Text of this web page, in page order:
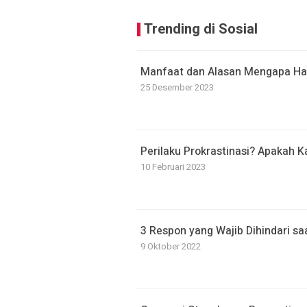
Trending di Sosial
Manfaat dan Alasan Mengapa
25 Desember 2023
Perilaku Prokrastinasi? Apakah
10 Februari 2023
3 Respon yang Wajib Dihindari
9 Oktober 2022